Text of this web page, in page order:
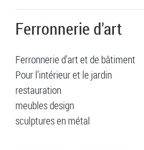
Ferronnerie d'art
Ferronnerie d'art et de bâtiment
Pour l'intérieur et le jardin
restauration
meubles design
sculptures en métal